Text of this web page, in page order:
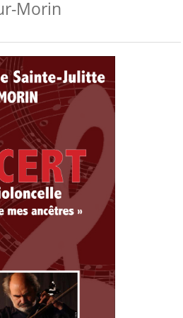
L'Auberge de l’Œuf Dur
Ânes et âneries
Papillons de jour en Brie des Morin
A l'école de nos campagnes
dans le livre et/ou le cahier
A venir...
Petites écoles villageoises de la Brie
Morin